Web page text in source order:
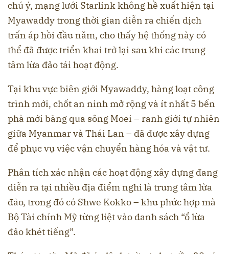
chú ý, mạng lưới Starlink không hề xuất hiện tại
Myawaddy trong thời gian diễn ra chiến dịch
trấn áp hồi đầu năm, cho thấy hệ thống này có
thể đã được triển khai trở lại sau khi các trung
tâm lừa đảo tái hoạt động.
Tại khu vực biên giới Myawaddy, hàng loạt công
trình mới, chốt an ninh mở rộng và ít nhất 5 bến
phà mới băng qua sông Moei – ranh giới tự nhiên
giữa Myanmar và Thái Lan – đã được xây dựng
để phục vụ việc vận chuyển hàng hóa và vật tư.
Phân tích xác nhận các hoạt động xây dựng đang
diễn ra tại nhiều địa điểm nghi là trung tâm lừa
đảo, trong đó có Shwe Kokko – khu phức hợp mà
Bộ Tài chính Mỹ từng liệt vào danh sách “ổ lừa
đảo khét tiếng”.